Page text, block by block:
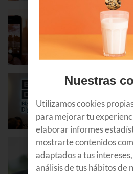
Roaming
tarifas,
APRENDE
Digital
para
Bilbao
APRENDE
Álex Rayón,
innovación:
antes
Nuestras
Utilizamos cookies
para mejorar tu
elaborar informes
mostrarte contenidos
adaptados a tus
análisis de tus hábitos de